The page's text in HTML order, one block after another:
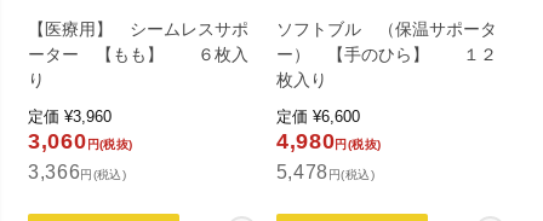
【医療用】 シームレスサポ
ーター 【もも】 ６枚入
り
定価 ¥3,960
3,060 円(税抜)
3,366円(税込)
ソフトブル （保温サポータ
ー） 【手のひら】 １２
枚入り
定価 ¥6,600
4,980円(税抜)
5,478円(税込)